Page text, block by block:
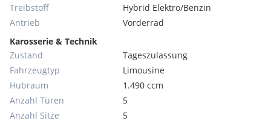
Treibstoff
Hybrid Elektro/Benzin
Antrieb
Vorderrad
Karosserie & Technik
Zustand
Tageszulassung
Fahrzeugtyp
Limousine
Hubraum
1.490 ccm
Anzahl Türen
5
Anzahl Sitze
5